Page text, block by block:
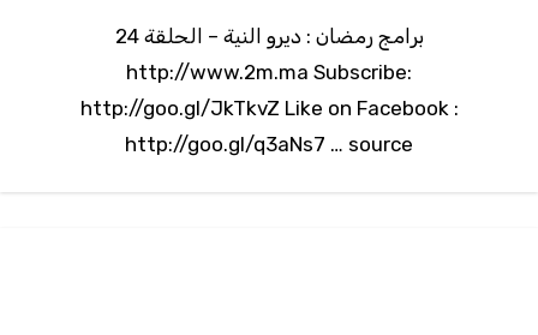
برامج رمضان : ديرو النية – الحلقة 24
http://www.2m.ma Subscribe:
http://goo.gl/JkTkvZ Like on Facebook :
http://goo.gl/q3aNs7 … source